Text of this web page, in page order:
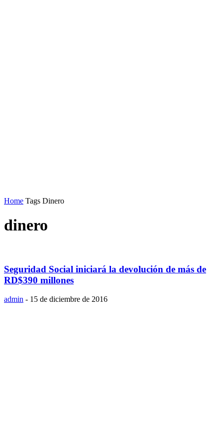
Home Tags Dinero
dinero
Seguridad Social iniciará la devolución de más de
RD$390 millones
admin - 15 de diciembre de 2016